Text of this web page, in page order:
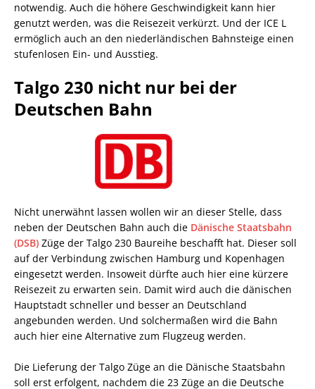
notwendig. Auch die höhere Geschwindigkeit kann hier
genutzt werden, was die Reisezeit verkürzt. Und der ICE L
ermöglich auch an den niederländischen Bahnsteige einen
stufenlosen Ein- und Ausstieg.
Talgo 230 nicht nur bei der
Deutschen Bahn
Nicht unerwähnt lassen wollen wir an dieser Stelle, dass
neben der Deutschen Bahn auch die Dänische Staatsbahn
(DSB) Züge der Talgo 230 Baureihe beschafft hat. Dieser soll
auf der Verbindung zwischen Hamburg und Kopenhagen
eingesetzt werden. Insoweit dürfte auch hier eine kürzere
Reisezeit zu erwarten sein. Damit wird auch die dänischen
Hauptstadt schneller und besser an Deutschland
angebunden werden. Und solchermaßen wird die Bahn
auch hier eine Alternative zum Flugzeug werden.
Die Lieferung der Talgo Züge an die Dänische Staatsbahn
soll erst erfolgent, nachdem die 23 Züge an die Deutsche